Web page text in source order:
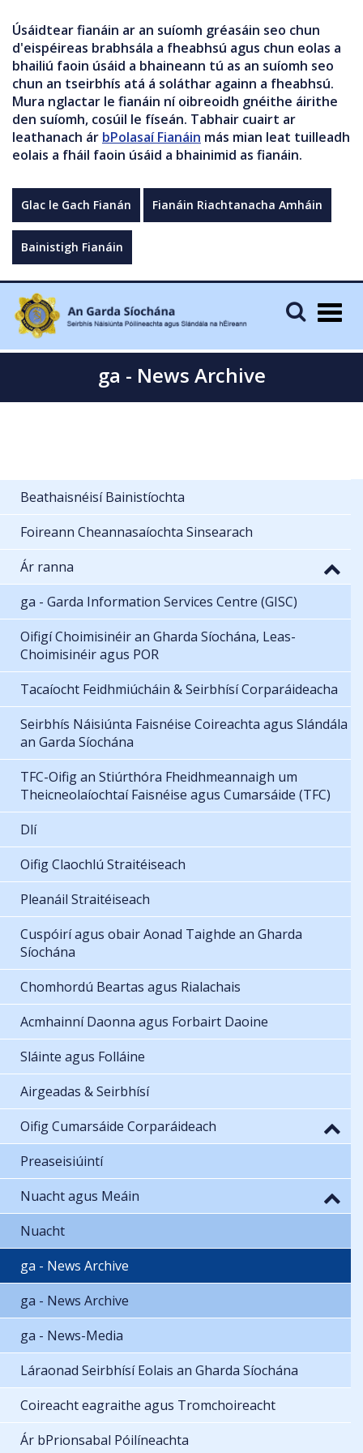
Úsáidtear fianáin ar an suíomh gréasáin seo chun
d'eispéireas brabhsála a fheabhsú agus chun eolas a
bhailiú faoin úsáid a bhaineann tú as an suíomh seo
chun an tseirbhís atá á soláthar againn a fheabhsú.
Mura nglactar le fianáin ní oibreoidh gnéithe áirithe
den suíomh, cosúil le físeán. Tabhair cuairt ar
leathanach ár bPolasaí Fianáin más mian leat tuilleadh
eolais a fháil faoin úsáid a bhainimid as fianáin.
Glac le Gach Fianán Fianáin Riachtanacha Amháin
Bainistigh Fianáin
ga - News Archive
Beathaisnéisí Bainistíochta
Foireann Cheannasaíochta Sinsearach
Ár ranna
ga - Garda Information Services Centre (GISC)
Oifigí Choimisinéir an Gharda Síochána, Leas-
Choimisinéir agus POR
Tacaíocht Feidhmiúcháin & Seirbhísí Corparáideacha
Seirbhís Náisiúnta Faisnéise Coireachta agus Slándála
an Garda Síochána
TFC-Oifig an Stiúrthóra Fheidhmeannaigh um
Theicneolaíochtaí Faisnéise agus Cumarsáide (TFC)
Dlí
Oifig Claochlú Straitéiseach
Pleanáil Straitéiseach
Cuspóirí agus obair Aonad Taighde an Gharda
Síochána
Chomhordú Beartas agus Rialachais
Acmhainní Daonna agus Forbairt Daoine
Sláinte agus Folláine
Airgeadas & Seirbhísí
Oifig Cumarsáide Corparáideach
Preaseisiúintí
Nuacht agus Meáin
Nuacht
ga - News Archive
ga - News Archive
ga - News-Media
Láraonad Seirbhísí Eolais an Gharda Síochána
Coireacht eagraithe agus Tromchoireacht
Ár bPrionsabal Póilíneachta